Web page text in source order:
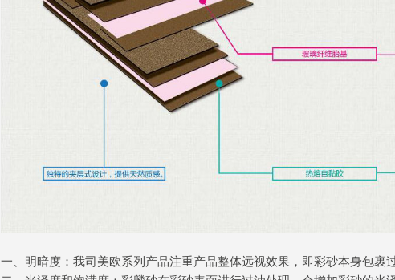
一、明暗度：我司美欧系列产品注重产品整体远视效果，即彩砂本身包裹